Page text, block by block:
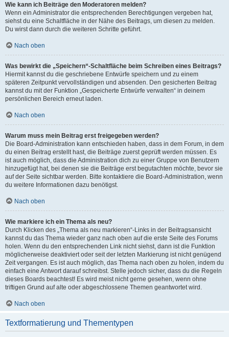
Wie kann ich Beiträge den Moderatoren melden?
Wenn ein Administrator die entsprechenden Berechtigungen vergeben hat,
siehst du eine Schaltfläche in der Nähe des Beitrags, um diesen zu melden.
Du wirst dann durch die weiteren Schritte geführt.
Nach oben
Was bewirkt die „Speichern“-Schaltfläche beim Schreiben eines Beitrags?
Hiermit kannst du die geschriebene Entwürfe speichern und zu einem
späteren Zeitpunkt vervollständigen und absenden. Den gesicherten Beitrag
kannst du mit der Funktion „Gespeicherte Entwürfe verwalten“ in deinem
persönlichen Bereich erneut laden.
Nach oben
Warum muss mein Beitrag erst freigegeben werden?
Die Board-Administration kann entschieden haben, dass in dem Forum, in dem
du einen Beitrag erstellt hast, die Beiträge zuerst geprüft werden müssen. Es
ist auch möglich, dass die Administration dich zu einer Gruppe von Benutzern
hinzugefügt hat, bei denen sie die Beiträge erst begutachten möchte, bevor sie
auf der Seite sichtbar werden. Bitte kontaktiere die Board-Administration, wenn
du weitere Informationen dazu benötigst.
Nach oben
Wie markiere ich ein Thema als neu?
Durch Klicken des „Thema als neu markieren“-Links in der Beitragsansicht
kannst du das Thema wieder ganz nach oben auf die erste Seite des Forums
holen. Wenn du den entsprechenden Link nicht siehst, dann ist die Funktion
möglicherweise deaktiviert oder seit der letzten Markierung ist nicht genügend
Zeit vergangen. Es ist auch möglich, das Thema nach oben zu holen, indem du
einfach eine Antwort darauf schreibst. Stelle jedoch sicher, dass du die Regeln
dieses Boards beachtest! Es wird meist nicht gerne gesehen, wenn ohne
triftigen Grund auf alte oder abgeschlossene Themen geantwortet wird.
Nach oben
Textformatierung und Thementypen